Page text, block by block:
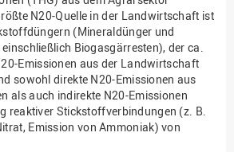
N20-Quelle in der Landwirtschaft ist
(Mineraldünger und
Biogasgärresten), der ca.
Emissionen aus der Landwirtschaft
sowohl direkte N20-Emissionen aus
als auch indirekte N20-Emissionen
reaktiver Stickstoffverbindungen (z. B.
Emission von Ammoniak) von